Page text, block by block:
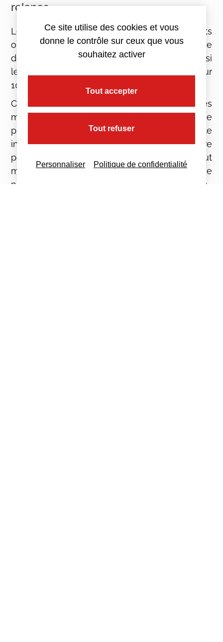
relance
Les entreprises ayant bénéficié des crédits
ouverts dans le cadre du plan de relance
devront fixer des objectifs de progression si
leur note globale est inférieure à 75 point sur
100.
Ces objectifs de progression ainsi que les
mesures de correction et de rattrapage
prévues devront être publiés sur le site
internet de l’entreprise ou, à défaut de site, être
porté à la connaissance des salariés par tout
moyen jusqu’à ce que celle-ci obtienne une
note globale au moins égal à 75 points sur 100.
Ce site utilise des cookies et vous
donne le contrôle sur ceux que vous
souhaitez activer
Tout accepter
Tout refuser
Personnaliser Politique de confidentialité